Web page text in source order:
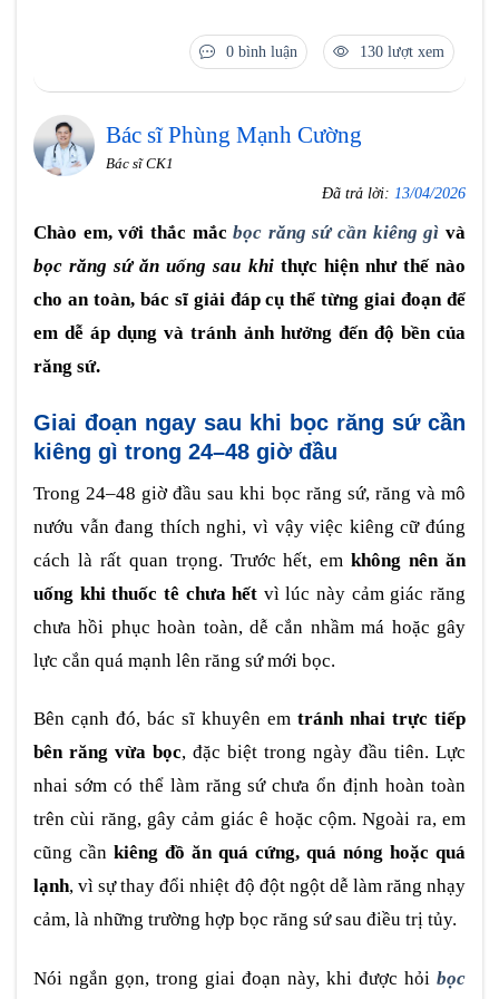
0 bình luận 130 lượt xem
Bác sĩ Phùng Mạnh Cường
Bác sĩ CK1
Đã trả lời: 13/04/2026
Chào em, với thắc mắcbọc răng sứ cần kiêng gì và
bọc răng sứ ăn uống sau khithực hiện như thế nào
cho an toàn, bác sĩ giải đáp cụ thể từng giai đoạn để
em dễ áp dụng và tránh ảnh hưởng đến độ bền của
răng sứ.
Giai đoạn ngay sau khi bọc răng sứ cần
kiêng gì trong 24–48 giờ đầu
Trong 24–48 giờ đầu sau khi bọc răng sứ, răng và mô
nướu vẫn đang thích nghi, vì vậy việc kiêng cữ đúng
cách là rất quan trọng. Trước hết, emkhông nên ăn
uống khi thuốc tê chưa hết vì lúc này cảm giác răng
chưa hồi phục hoàn toàn, dễ cắn nhầm má hoặc gây
lực cắn quá mạnh lên răng sứ mới bọc.
Bên cạnh đó, bác sĩ khuyên em tránh nhai trực tiếp
bên răng vừa bọc, đặc biệt trong ngày đầu tiên. Lực
nhai sớm có thể làm răng sứ chưa ổn định hoàn toàn
trên cùi răng, gây cảm giác ê hoặc cộm. Ngoài ra, em
cũng cần kiêng đồ ăn quá cứng, quá nóng hoặc quá
lạnh, vì sự thay đổi nhiệt độ đột ngột dễ làm răng nhạy
cảm, là những trường hợp bọc răng sứ sau điều trị tủy.
Nói ngắn gọn, trong giai đoạn này, khi được hỏi bọc